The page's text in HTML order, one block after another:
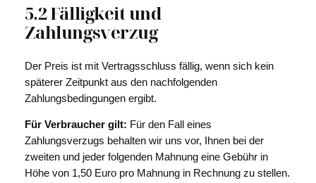
5.2 Fälligkeit und
Zahlungsverzug
Der Preis ist mit Vertragsschluss fällig, wenn sich kein
späterer Zeitpunkt aus den nachfolgenden
Zahlungsbedingungen ergibt.
Für Verbraucher gilt: Für den Fall eines
Zahlungsverzugs behalten wir uns vor, Ihnen bei der
zweiten und jeder folgenden Mahnung eine Gebühr in
Höhe von 1,50 Euro pro Mahnung in Rechnung zu stellen.